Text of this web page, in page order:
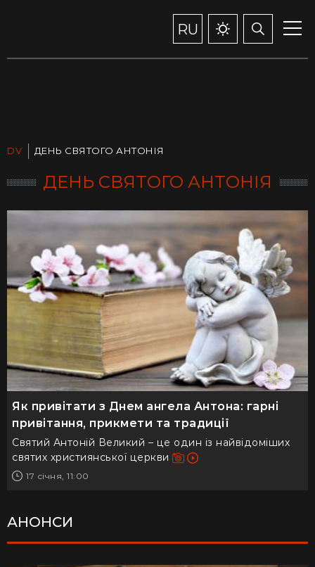
RU
DV ДЕНЬ СВЯТОГО АНТОНІЯ
ДЕНЬ СВЯТОГО АНТОНІЯ
Як привітати з Днем ангела Антона: гарні
привітання, прикмети та традиції
Святий Антоній Великий – це один із найвідоміших
святих християнської церкви
17 січня, 11:00
АНОНСИ